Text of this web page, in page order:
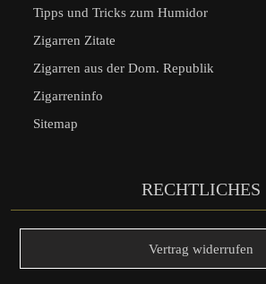
Tipps und Tricks zum Humidor
Zigarren Zitate
Zigarren aus der Dom. Republik
Zigarreninfo
Sitemap
RECHTLICHES
Vertrag widerrufen